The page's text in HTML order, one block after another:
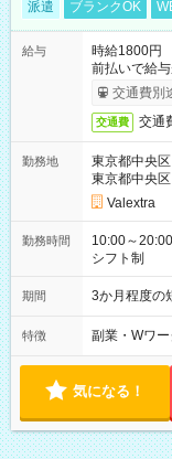
派遣 ブランクOK
給与
時給1800円
前払いで給
交通費別
交通費 交通
勤務地
東京都中央区
東京都中央
Valextra
勤務時間
10:00～20:00 実働7.5時間／休憩1.5時間 営業時間に合わせた
シフト制
期間 3か月程度の
特徴 副業・Wワ
気になる！